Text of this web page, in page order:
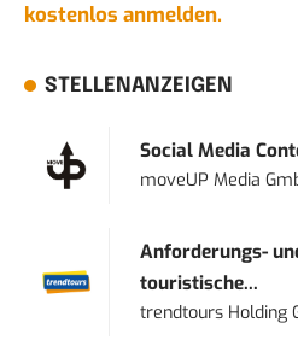
kostenlos anmelden.
STELLENANZEIGEN
Social Media
moveUP Media
Anforderungs-
touristische...
trendtours Holding